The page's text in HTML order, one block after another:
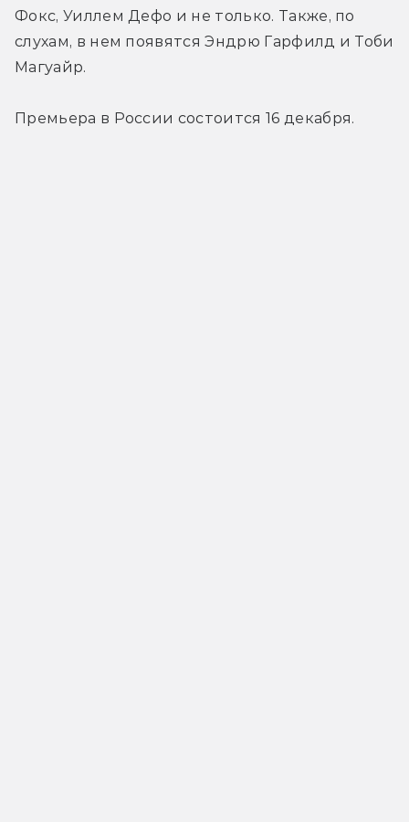
Фокс, Уиллем Дефо и не только. Также, по
слухам, в нем появятся Эндрю Гарфилд и Тоби
Магуайр.
Премьера в России состоится 16 декабря.